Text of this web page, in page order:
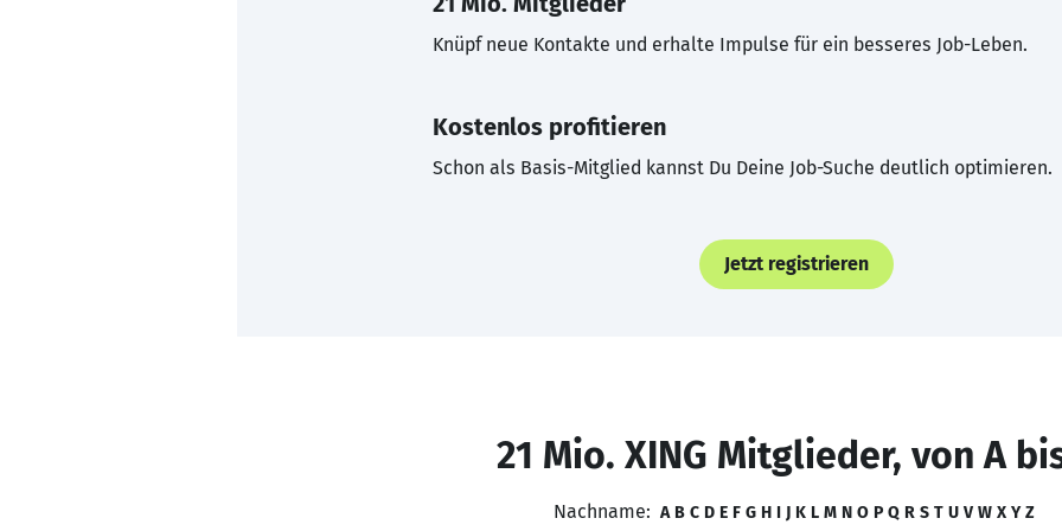
Knüpf neue Kontakte und erhalte Impulse für ein besseres Job-Leben.
Kostenlos profitieren
Schon als Basis-Mitglied kannst Du Deine Job-Suche deutlich optimieren.
Jetzt registrieren
21 Mio. XING Mitglieder, von A
Nachname: A B C D E F G H I J K L M N O P Q R S T U V W X Y Z